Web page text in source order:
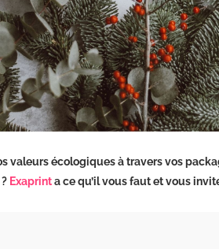
valeurs écologiques à travers vos
Exaprinta ce qu’il vous faut et vous